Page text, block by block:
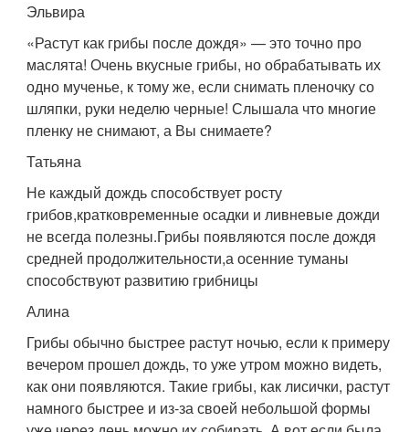
Эльвира
«Растут как грибы после дождя» — это точно про
маслята! Очень вкусные грибы, но обрабатывать их
одно мученье, к тому же, если снимать пленочку со
шляпки, руки неделю черные! Слышала что многие
пленку не снимают, а Вы снимаете?
Татьяна
Не каждый дождь способствует росту
грибов,кратковременные осадки и ливневые дожди
не всегда полезны.Грибы появляются после дождя
средней продолжительности,а осенние туманы
способствуют развитию грибницы
Алина
Грибы обычно быстрее растут ночью, если к примеру
вечером прошел дождь, то уже утром можно видеть,
как они появляются. Такие грибы, как лисички, растут
намного быстрее и из-за своей небольшой формы